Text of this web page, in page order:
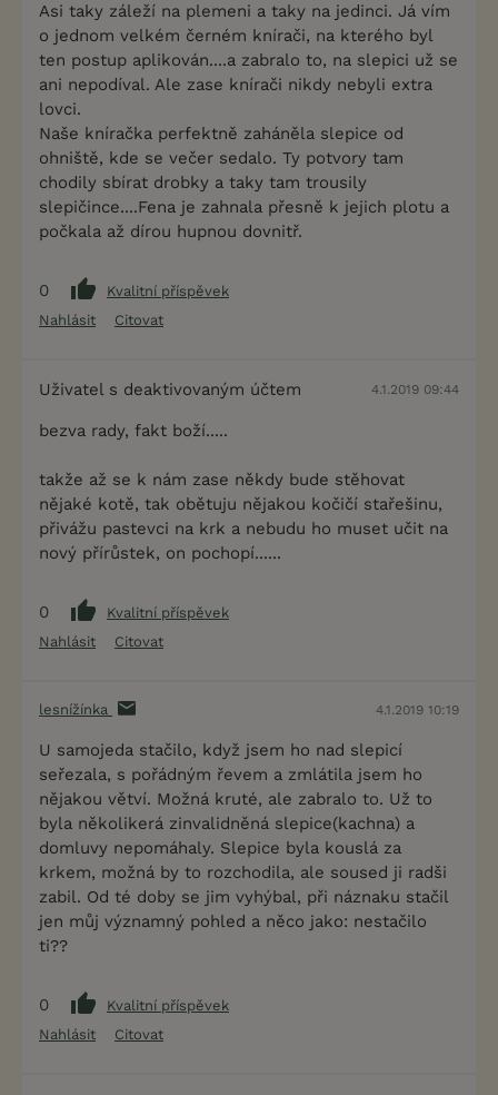
Asi taky záleží na plemeni a taky na jedinci. Já vím
o jednom velkém černém knírači, na kterého byl
ten postup aplikován....a zabralo to, na slepici už se
ani nepodíval. Ale zase knírači nikdy nebyli extra
lovci.
Naše kníračka perfektně zaháněla slepice od
ohniště, kde se večer sedalo. Ty potvory tam
chodily sbírat drobky a taky tam trousily
slepičince....Fena je zahnala přesně k jejich plotu a
počkala až dírou hupnou dovnitř.
0
Kvalitní příspěvek
Nahlásit
Citovat
Uživatel s deaktivovaným účtem 4.1.2019 09:44
bezva rady, fakt boží.....
takže až se k nám zase někdy bude stěhovat
nějaké kotě, tak obětuju nějakou kočičí stařešinu,
přivážu pastevci na krk a nebudu ho muset učit na
nový přírůstek, on pochopí......
0
Kvalitní příspěvek
Nahlásit
Citovat
lesnížínka 4.1.2019 10:19
U samojeda stačilo, když jsem ho nad slepicí
seřezala, s pořádným řevem a zmlátila jsem ho
nějakou větví. Možná kruté, ale zabralo to. Už to
byla několikerá zinvalidněná slepice(kachna) a
domluvy nepomáhaly. Slepice byla kouslá za
krkem, možná by to rozchodila, ale soused ji radši
zabil. Od té doby se jim vyhýbal, při náznaku stačil
jen můj významný pohled a něco jako: nestačilo
ti??
0
Kvalitní příspěvek
Nahlásit
Citovat